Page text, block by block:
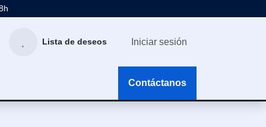
Lista de deseos Iniciar sesión
Contáctanos